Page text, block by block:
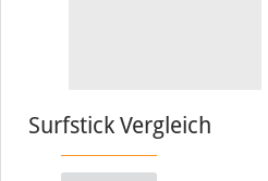
Surfstick Vergleich